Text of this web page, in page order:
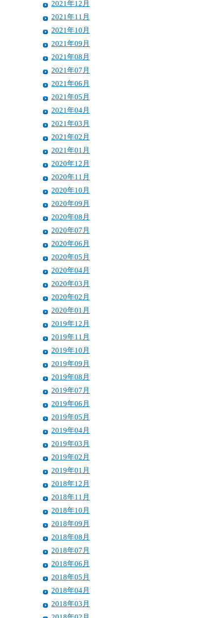
2021年12月
2021年11月
2021年10月
2021年09月
2021年08月
2021年07月
2021年06月
2021年05月
2021年04月
2021年03月
2021年02月
2021年01月
2020年12月
2020年11月
2020年10月
2020年09月
2020年08月
2020年07月
2020年06月
2020年05月
2020年04月
2020年03月
2020年02月
2020年01月
2019年12月
2019年11月
2019年10月
2019年09月
2019年08月
2019年07月
2019年06月
2019年05月
2019年04月
2019年03月
2019年02月
2019年01月
2018年12月
2018年11月
2018年10月
2018年09月
2018年08月
2018年07月
2018年06月
2018年05月
2018年04月
2018年03月